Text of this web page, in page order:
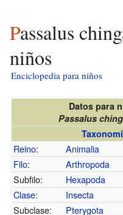
Passalus chingaencis para
niños
Enciclopedia para niños
Datos para
Passalus
Reino:
Animalia
Filo:
Arthropoda
Subfilo:
Hexapoda
Clase:
Insecta
Subclase:
Pterygota